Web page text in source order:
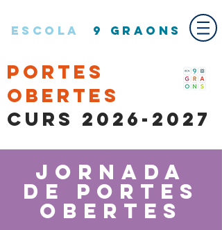
ESCOLA 9 GRAONS
PORTES
OBERTES
Curs 2026-2027
JORNADA
DE PORTES
OBERTES